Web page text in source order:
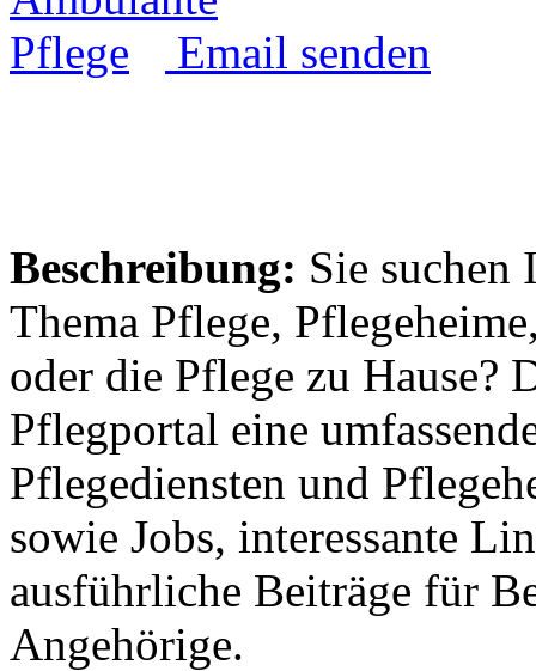
Email senden
Beschreibung: Sie suchen
Thema Pflege,
oder die Pflege zu Hause?
Pflegportal eine
Pflegediensten und
sowie Jobs, interessante
ausführliche Beiträge für
Angehörige.